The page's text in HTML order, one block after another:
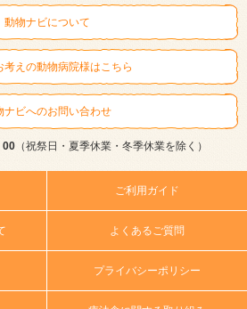
動物ナビについて
考えの動物病院様はこちら
ナビへのお問い合わせ
00（祝祭日・夏季休業・冬季休業を除く）
ご利用ガイド
よくあるご質問
プライバシーポリシー